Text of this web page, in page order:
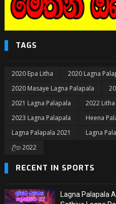
TAGS
2020 Epa Litha
2020 Lagna
2020 Masaye Lagna Palapala
2021 Lagna Palapala
2022 Litha
2023 Lagna Palapala
Heena
Lagna Palapala 2021
Lagna
ලිත 2022
RECENT IN SPORTS
Lagna Palapala